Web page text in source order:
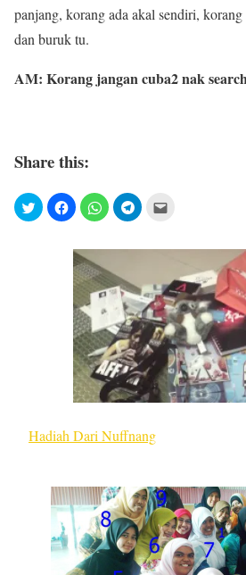
panjang, korang ada akal sendiri,
dan buruk tu.
AM: Korang jangan cuba2 nak
Share this:
Hadiah Dari Nuffnang